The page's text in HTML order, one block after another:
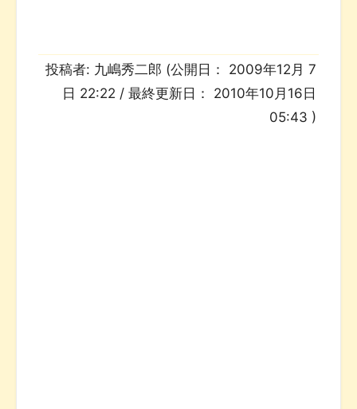
投稿者: 九嶋秀二郎 (公開日： 2009年12月 7
日 22:22 / 最終更新日： 2010年10月16日
05:43 )